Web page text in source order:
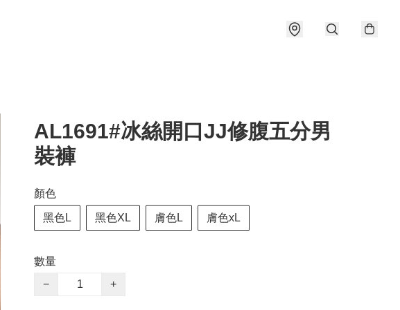
AL1691#冰絲開口JJ修腹五分男
裝褲
顏色
黑色L 黑色XL 膚色L 膚色xL
數量
−
+